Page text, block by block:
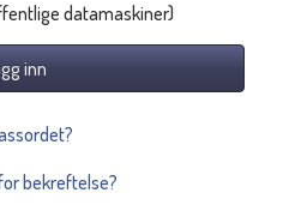
datamaskiner)
inn
bekreftelse?